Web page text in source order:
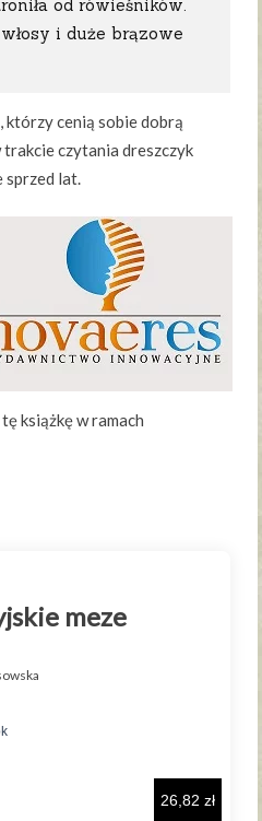
od rówieśników.
i duże brązowe
którzy cenią sobie dobrą
czytania dreszczyk
lat.
książkę w ramach